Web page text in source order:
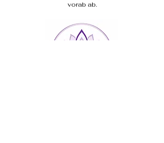
vorab ab.